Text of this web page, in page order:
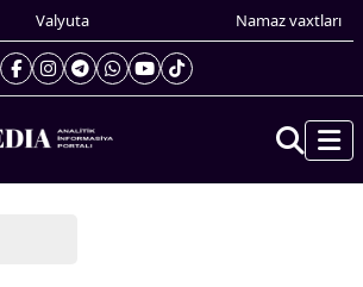
Valyuta Namaz vaxtları